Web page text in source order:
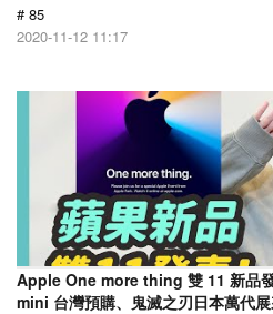
# 85
2020-11-12 11:17
Apple One more thing 雙 11 新品
mini 台灣預購、鬼滅之刃日本萬代